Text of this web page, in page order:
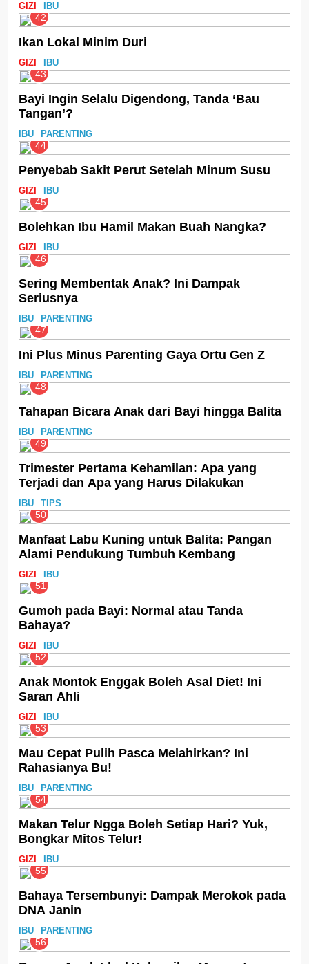
GIZI IBU
42
Ikan Lokal Minim Duri
GIZI IBU
43
Bayi Ingin Selalu Digendong, Tanda ‘Bau
Tangan’?
IBU PARENTING
44
Penyebab Sakit Perut Setelah Minum Susu
GIZI IBU
45
Bolehkan Ibu Hamil Makan Buah Nangka?
GIZI IBU
46
Sering Membentak Anak? Ini Dampak
Seriusnya
IBU PARENTING
47
Ini Plus Minus Parenting Gaya Ortu Gen Z
IBU PARENTING
48
Tahapan Bicara Anak dari Bayi hingga Balita
IBU PARENTING
49
Trimester Pertama Kehamilan: Apa yang
Terjadi dan Apa yang Harus Dilakukan
IBU TIPS
50
Manfaat Labu Kuning untuk Balita: Pangan
Alami Pendukung Tumbuh Kembang
GIZI IBU
51
Gumoh pada Bayi: Normal atau Tanda
Bahaya?
GIZI IBU
52
Anak Montok Enggak Boleh Asal Diet! Ini
Saran Ahli
GIZI IBU
53
Mau Cepat Pulih Pasca Melahirkan? Ini
Rahasianya Bu!
IBU PARENTING
54
Makan Telur Ngga Boleh Setiap Hari? Yuk,
Bongkar Mitos Telur!
GIZI IBU
55
Bahaya Tersembunyi: Dampak Merokok pada
DNA Janin
IBU PARENTING
56